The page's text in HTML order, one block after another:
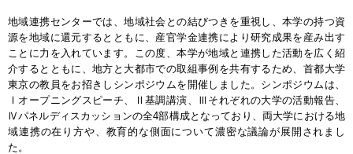
地域連携センターでは、地域社会との結びつきを重視し、本学の持つ資
源を地域に還元するとともに、産官学金連携により研究成果を産み出す
ことに力を入れています。この度、本学が地域と連携した活動を広く紹
介するとともに、地方と大都市での取組事例を共有するため、首都大学
東京の教員をお招きしシンポジウムを開催しました。シンポジウムは、
Ⅰオープニングスピーチ、Ⅱ基調講演、Ⅲそれぞれの大学の活動報告、
Ⅳパネルディスカッションの全4部構成となっており、両大学における地
域連携の在り方や、教育的な側面について濃密な議論が展開されまし
た。